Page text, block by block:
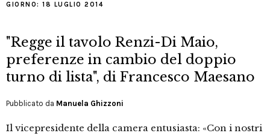
GIORNO: 18 LUGLIO 2014
"Regge il tavolo Renzi-Di Maio,
preferenze in cambio del doppio
turno di lista", di Francesco Maesano
Pubblicato da Manuela Ghizzoni
Il vicepresidente della camera entusiasta: «Con i nostri